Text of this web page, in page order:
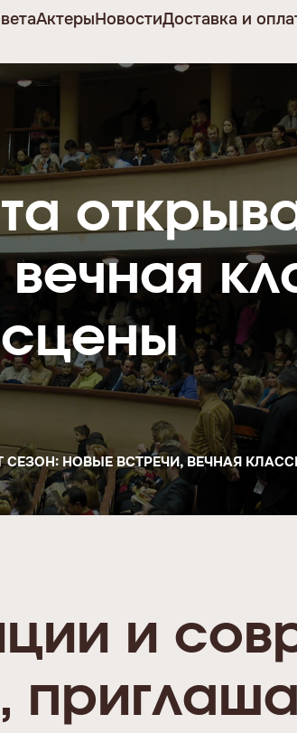
АктерыНовостиДоставка и
СЕЗОН: НОВЫЕ ВСТРЕЧИ, ВЕЧНАЯ
и